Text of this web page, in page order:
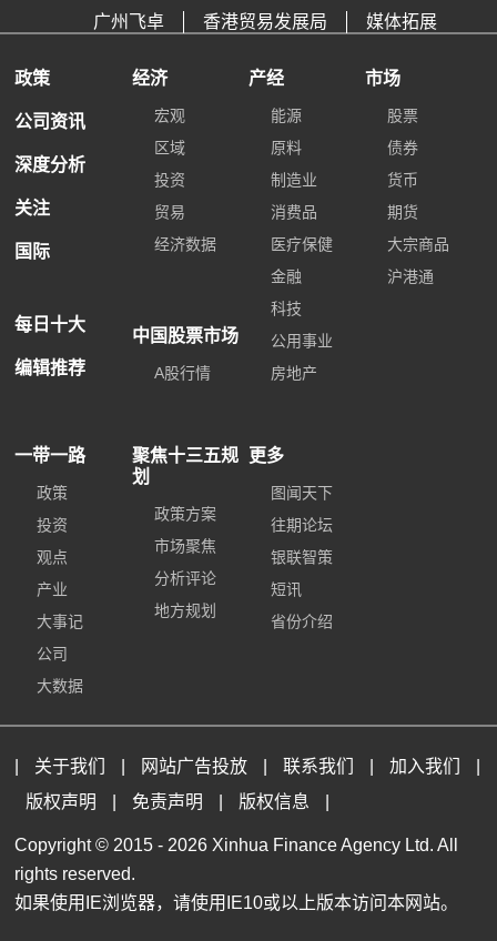
广州飞卓
香港贸易发展局 媒体拓展
政策
公司资讯
深度分析
关注
国际
每日十大
编辑推荐
经济
宏观
区域
投资
贸易
经济数据
中国股票市场
A股行情
产经
能源
原料
制造业
消费品
医疗保健
金融
科技
公用事业
房地产
市场
股票
债券
货币
期货
大宗商品
沪港通
一带一路
政策
投资
观点
产业
大事记
公司
大数据
聚焦十三五规
划
政策方案
市场聚焦
分析评论
地方规划
更多
图闻天下
往期论坛
银联智策
短讯
省份介绍
关于我们 网站广告投放 联系我们 加入我们
版权声明
免责声明 版权信息
Copyright © 2015 - 2026 Xinhua Finance Agency Ltd. All
rights reserved.
如果使用IE浏览器，请使用IE10或以上版本访问本网站。